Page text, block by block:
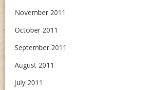
November 2011
October 2011
September 2011
August 2011
July 2011